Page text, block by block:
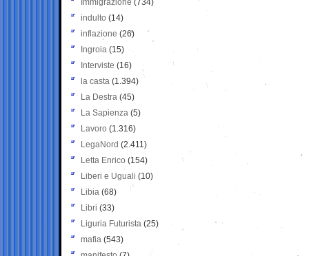
Immigrazione (734)
indulto (14)
inflazione (26)
Ingroia (15)
Interviste (16)
la casta (1.394)
La Destra (45)
La Sapienza (5)
Lavoro (1.316)
LegaNord (2.411)
Letta Enrico (154)
Liberi e Uguali (10)
Libia (68)
Libri (33)
Liguria Futurista (25)
mafia (543)